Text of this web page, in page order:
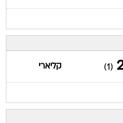
(1) קליארי